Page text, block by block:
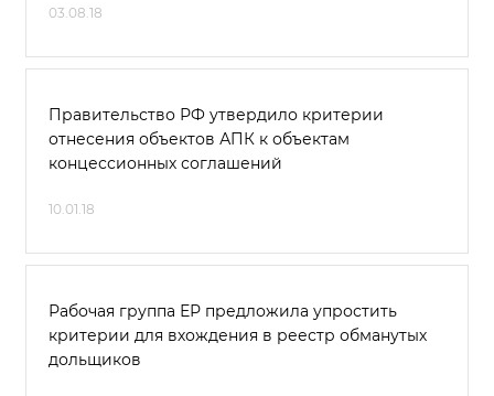
03.08.18
Правительство РФ утвердило критерии
отнесения объектов АПК к объектам
концессионных соглашений
10.01.18
Рабочая группа ЕР предложила упростить
критерии для вхождения в реестр обманутых
дольщиков